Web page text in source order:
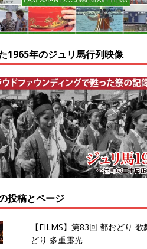
1965年のジュリ馬行列映像
投稿とページ
【FILMS】第83回 都おどり 歌
どり 多重露光